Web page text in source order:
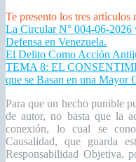
Te presento los tres artículos
La Circular N° 004-06-2026
Defensa en Venezuela.
El Delito Como Acción
TEMA 8: EL
que se Basan en una Mayor
Para que un hecho punible
de autor, no basta que la
conexión, lo cual se
Causalidad, que guarda
Responsabilidad Objetiva,